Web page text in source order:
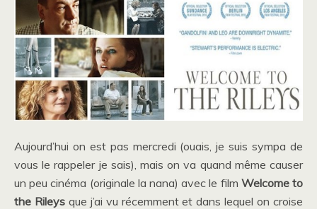
Aujourd’hui on est pas mercredi (ouais, je suis sympa de
vous le rappeler je sais), mais on va quand même causer
un peu cinéma (originale la nana) avec le film Welcome to
the Rileysque j’ai vu récemment et dans lequel on croise